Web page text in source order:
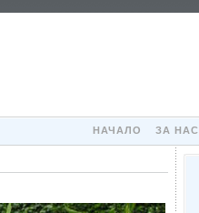
НАЧАЛО ЗА НАС